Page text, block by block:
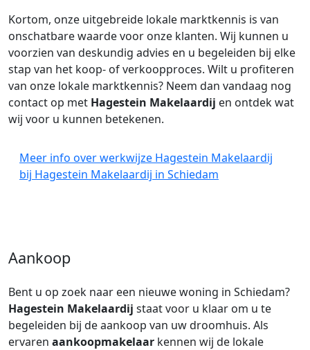
Kortom, onze uitgebreide lokale marktkennis is van
onschatbare waarde voor onze klanten. Wij kunnen u
voorzien van deskundig advies en u begeleiden bij elke
stap van het koop- of verkoopproces. Wilt u profiteren
van onze lokale marktkennis? Neem dan vandaag nog
contact op met Hagestein Makelaardij en ontdek wat
wij voor u kunnen betekenen.
Meer info over werkwijze Hagestein Makelaardij
bij Hagestein Makelaardij in Schiedam
Aankoop
Bent u op zoek naar een nieuwe woning in Schiedam?
Hagestein Makelaardij staat voor u klaar om u te
begeleiden bij de aankoop van uw droomhuis. Als
ervaren aankoopmakelaar kennen wij de lokale